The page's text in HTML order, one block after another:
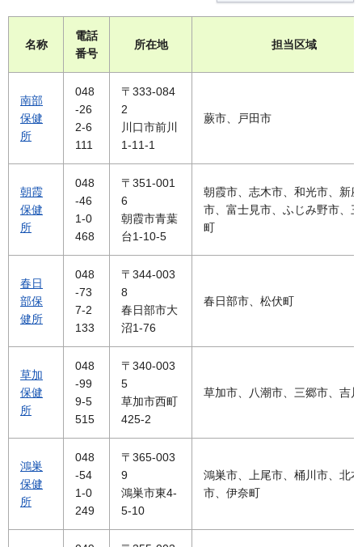
名称
電話
番号
所在地 担当区域
南部
保健
所
048
-26
2-6
111
〒333-084
2
川口市前川
1-11-1
蕨市、戸田市
朝霞
保健
所
048
-46
1-0
468
〒351-001
6
朝霞市青葉
台1-10-5
朝霞市、志木市、和光市、新座
市、富士見市、ふじみ野市、
町
春日
部保
健所
048
-73
7-2
133
〒344-003
8
春日部市大
沼1-76
春日部市、松伏町
草加
保健
所
048
-99
9-5
515
〒340-003
5
草加市西町
425-2
草加市、八潮市、三郷市、吉
鴻巣
保健
所
048
-54
1-0
249
〒365-003
9
鴻巣市東4-
5-10
鴻巣市、上尾市、桶川市、北本
市、伊奈町